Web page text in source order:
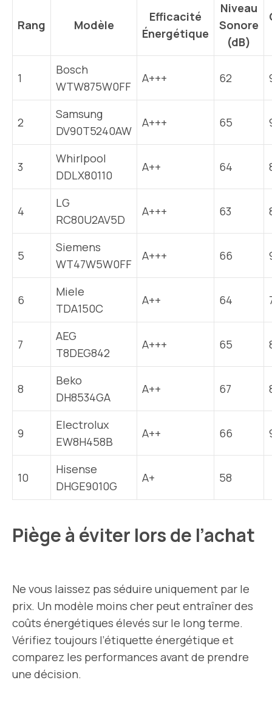
Rang Modèle
Efficacité
Énergétique
Niveau
Sonore
(dB)
1
Bosch
WTW875W0FF
A+++ 62
2
Samsung
DV90T5240AW
A+++ 65
3
Whirlpool
DDLX80110
A++ 64
4
LG
RC80U2AV5D
A+++ 63
5
Siemens
WT47W5W0FF
A+++ 66
6
Miele
TDA150C
A++ 64
7
AEG
T8DEG842
A+++ 65
8
Beko
DH8534GA
A++ 67
9
Electrolux
EW8H458B
A++ 66
10
Hisense
DHGE9010G
A+ 58
Piège à éviter lors de l’achat
Ne vous laissez pas séduire uniquement par le
prix. Un modèle moins cher peut entraîner des
coûts énergétiques élevés sur le long terme.
Vérifiez toujours l’étiquette énergétique et
comparez les performances avant de prendre
une décision.